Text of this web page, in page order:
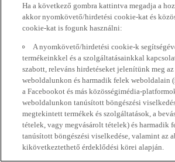
Ha a következő gombra kattintva megadja a
akkor nyomkövető/hirdetési cookie-kat és
cookie-kat is fogunk használni:
A nyomkövető/hirdetési cookie-k
termékeinkkel és a szolgáltatásainkkal
szabott, releváns hirdetéseket jelenítünk meg az
weboldalunkon és harmadik felek weboldalain
a Facebookot és más közösségimédia-
weboldalunkon tanúsított böngészési
megtekintett termékek és szolgáltatások, a
tételek, vagy megvásárolt tételek) és harmadik
tanúsított böngészési viselkedése, valamint az
kikövetkeztethető érdeklődési körei alapján.